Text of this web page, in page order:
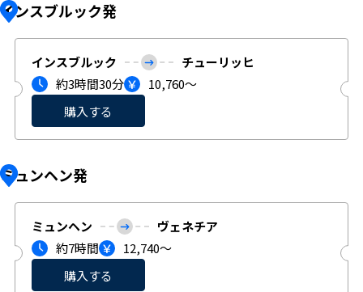
インスブルック発
インスブルック
チューリッヒ
約3時間30分
10,760〜
購入する
ミュンヘン発
ミュンヘン
ヴェネチア
約7時間
12,740〜
購入する